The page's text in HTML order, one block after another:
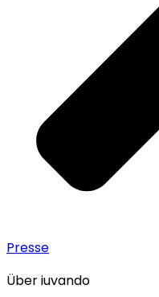
Presse
Über iuvando